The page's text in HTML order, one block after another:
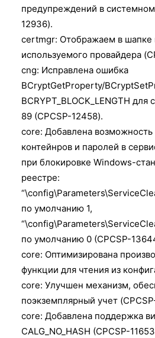
предупреждений в
12936).
certmgr: Отображаем в шапке
используемого провайдера
cng: Исправлена ошибка
BCryptGetProperty/
BCRYPT_BLOCK_LENGTH
89 (CPCSP-12458).
core: Добавлена возможность
контейнров и паролей в
при блокировке Windows-
реестре:
по умолчанию 1,
по умолчанию 0 (CPCSP-
core: Оптимизирована
функции для чтения из
core: Улучшен механизм,
поэкземплярный учет
core: Добавлена поддержка
CALG_NO_HASH (CPCSP-